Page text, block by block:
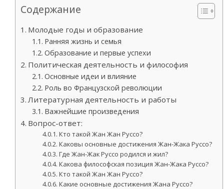
Содержание
Молодые годы и образование
Ранняя жизнь и семья
Образование и первые успехи
Политическая деятельность и философия
Основные идеи и влияние
Роль во Французской революции
Литературная деятельность и работы
Важнейшие произведения
Вопрос-ответ:
Кто такой Жан Жан Руссо?
Каковы основные достижения Жан-Жака Руссо?
Где Жан-Жак Руссо родился и жил?
Какова философская позиция Жан-Жака Руссо?
Кто такой Жан Жан Руссо?
Какие основные достижения Жана Руссо?